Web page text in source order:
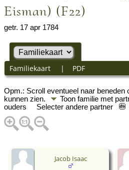
Eisman) (F22)
getr. 17 apr 1784
Familiekaart | PDF
Opm.: Scroll eventueel naar beneden
kunnen zien.
Toon familie met
ouders
Selecter andere partner
Jacob Isaac